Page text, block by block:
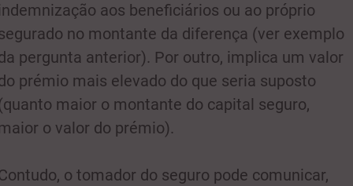
aos beneficiários ou ao próprio
no montante da diferença (ver exemplo
pergunta anterior). Por outro, implica um valor
prémio mais elevado do que seria suposto
maior o montante do capital seguro,
o valor do prémio).
o tomador do seguro pode comunicar,